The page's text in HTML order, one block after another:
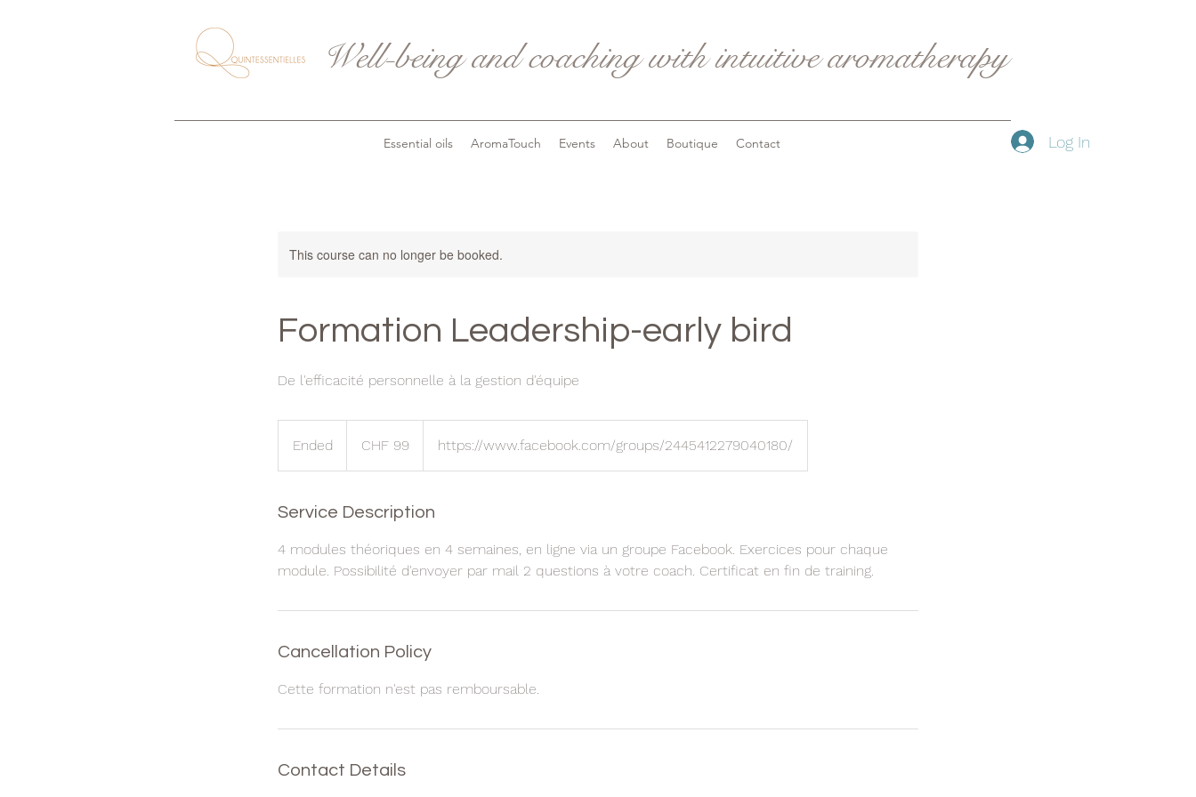
Well-being and coaching with intuitive aromatherapy
Essential oils AromaTouch Events About Boutique Contact Log In
This course can no longer be booked.
Formation Leadership-early bird
De l'efficacité personnelle à la gestion d'équipe
Ended
n
e
francsCHF 99 https://www.facebook.com/groups/2445412279040180/
Service Description
4 modules théoriques en 4 semaines, en ligne via un groupe Facebook. Exercices pour chaque
module. Possibilité d'envoyer par mail 2 questions à votre coach. Certificat en fin de training.
Cancellation Policy
Cette formation n'est pas remboursable.
Contact Details